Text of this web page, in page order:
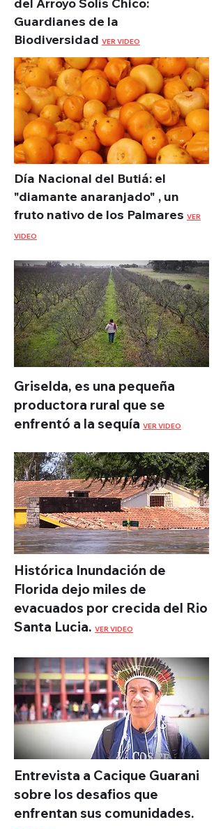
Guardianes de la
Biodiversidad VER VIDEO
Día Nacional del Butiá: el
"diamante anaranjado" , un
fruto nativo de los Palmares VER
VIDEO
Griselda, es una pequeña
productora rural que se
enfrentó a la sequía VER VIDEO
Histórica Inundación de
Florida dejo miles de
evacuados por crecida del Rio
Santa Lucia. VER VIDEO
Entrevista a Cacique Guarani
sobre los desafios que
enfrentan sus comunidades.